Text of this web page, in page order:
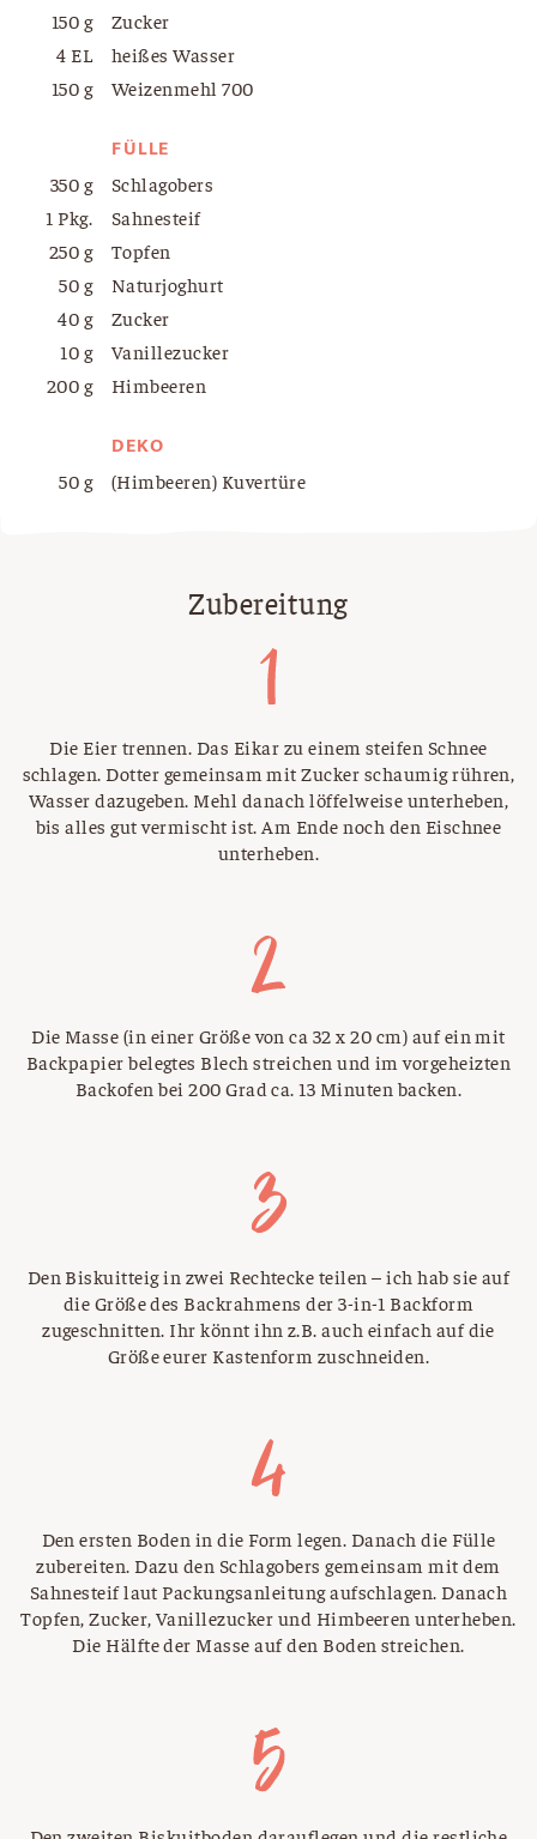
150 g
Zucker
4 EL
heißes Wasser
150 g
Weizenmehl 700
FÜLLE
350 g
Schlagobers
1 Pkg.
Sahnesteif
250 g
Topfen
50 g
Naturjoghurt
40 g
Zucker
10 g
Vanillezucker
200 g
Himbeeren
DEKO
50 g (Himbeeren) Kuvertüre
Zubereitung
Die Eier trennen. Das Eikar zu einem steifen Schnee
schlagen. Dotter gemeinsam mit Zucker schaumig rühren,
Wasser dazugeben. Mehl danach löffelweise unterheben,
bis alles gut vermischt ist. Am Ende noch den Eischnee
unterheben.
Die Masse (in einer Größe von ca 32 x 20 cm) auf ein mit
Backpapier belegtes Blech streichen und im vorgeheizten
Backofen bei 200 Grad ca. 13 Minuten backen.
Den Biskuitteig in zwei Rechtecke teilen – ich hab sie auf
die Größe des Backrahmens der 3-in-1 Backform
zugeschnitten. Ihr könnt ihn z.B. auch einfach auf die
Größe eurer Kastenform zuschneiden.
Den ersten Boden in die Form legen. Danach die Fülle
zubereiten. Dazu den Schlagobers gemeinsam mit dem
Sahnesteif laut Packungsanleitung aufschlagen. Danach
Topfen, Zucker, Vanillezucker und Himbeeren unterheben.
Die Hälfte der Masse auf den Boden streichen.